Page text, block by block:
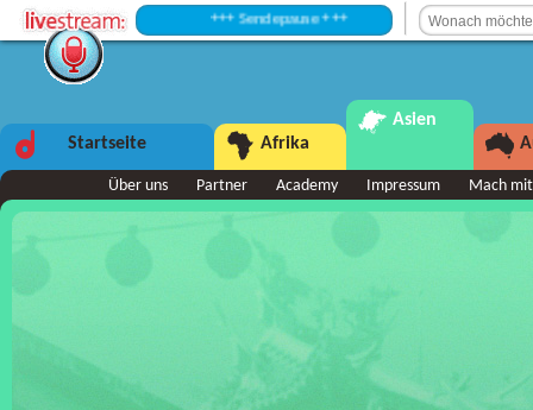
+++ Sendepause +++
Startseite Afrika
Asien
Über uns Partner Academy Impressum Mach mit